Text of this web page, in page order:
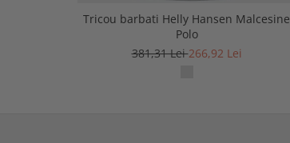
Tricou barbati Helly Hansen Malcesine
Polo
381,31 Lei266,92 Lei